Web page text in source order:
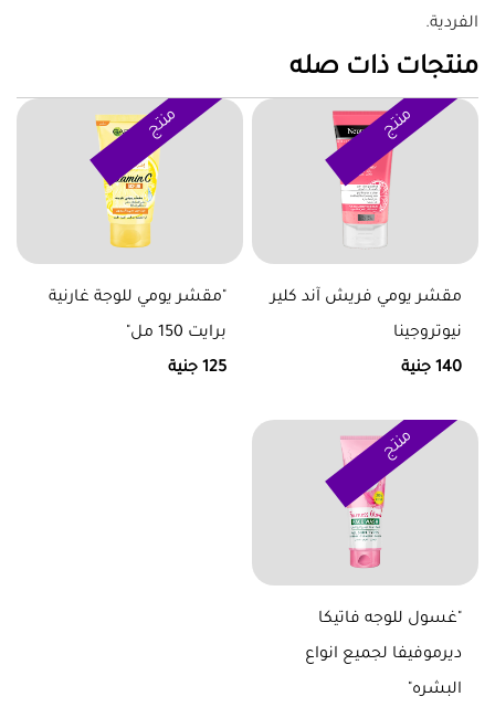
الفردية.
منتجات ذات صله
منتج
مقشر يومي فريش آند كلير
نيوتروجينا
140 جنية
منتج
"مقشر يومي للوجة غارنية
برايت 150 مل"
125 جنية
منتج
"غسول للوجه فاتيكا
ديرموفيفا لجميع انواع
البشره"